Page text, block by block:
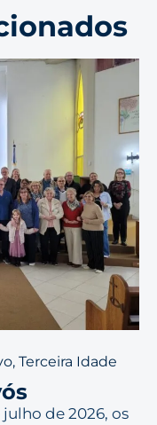
,Terceira Idade
de 2026, os